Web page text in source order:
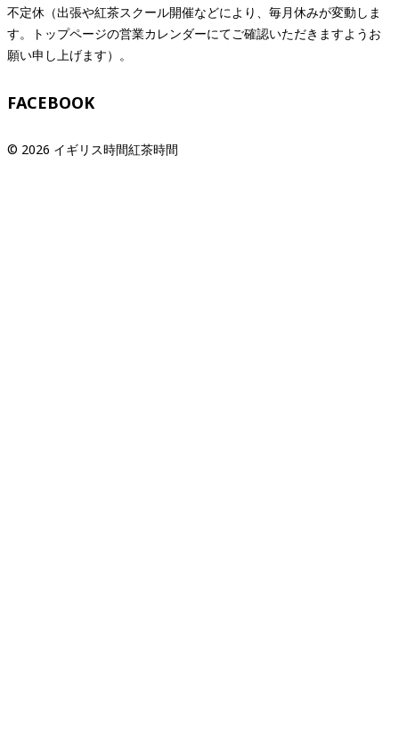
不定休（出張や紅茶スクール開催などにより、毎月休みが変動しま
す。トップページの営業カレンダーにてご確認いただきますようお
願い申し上げます）。
FACEBOOK
© 2026 イギリス時間紅茶時間